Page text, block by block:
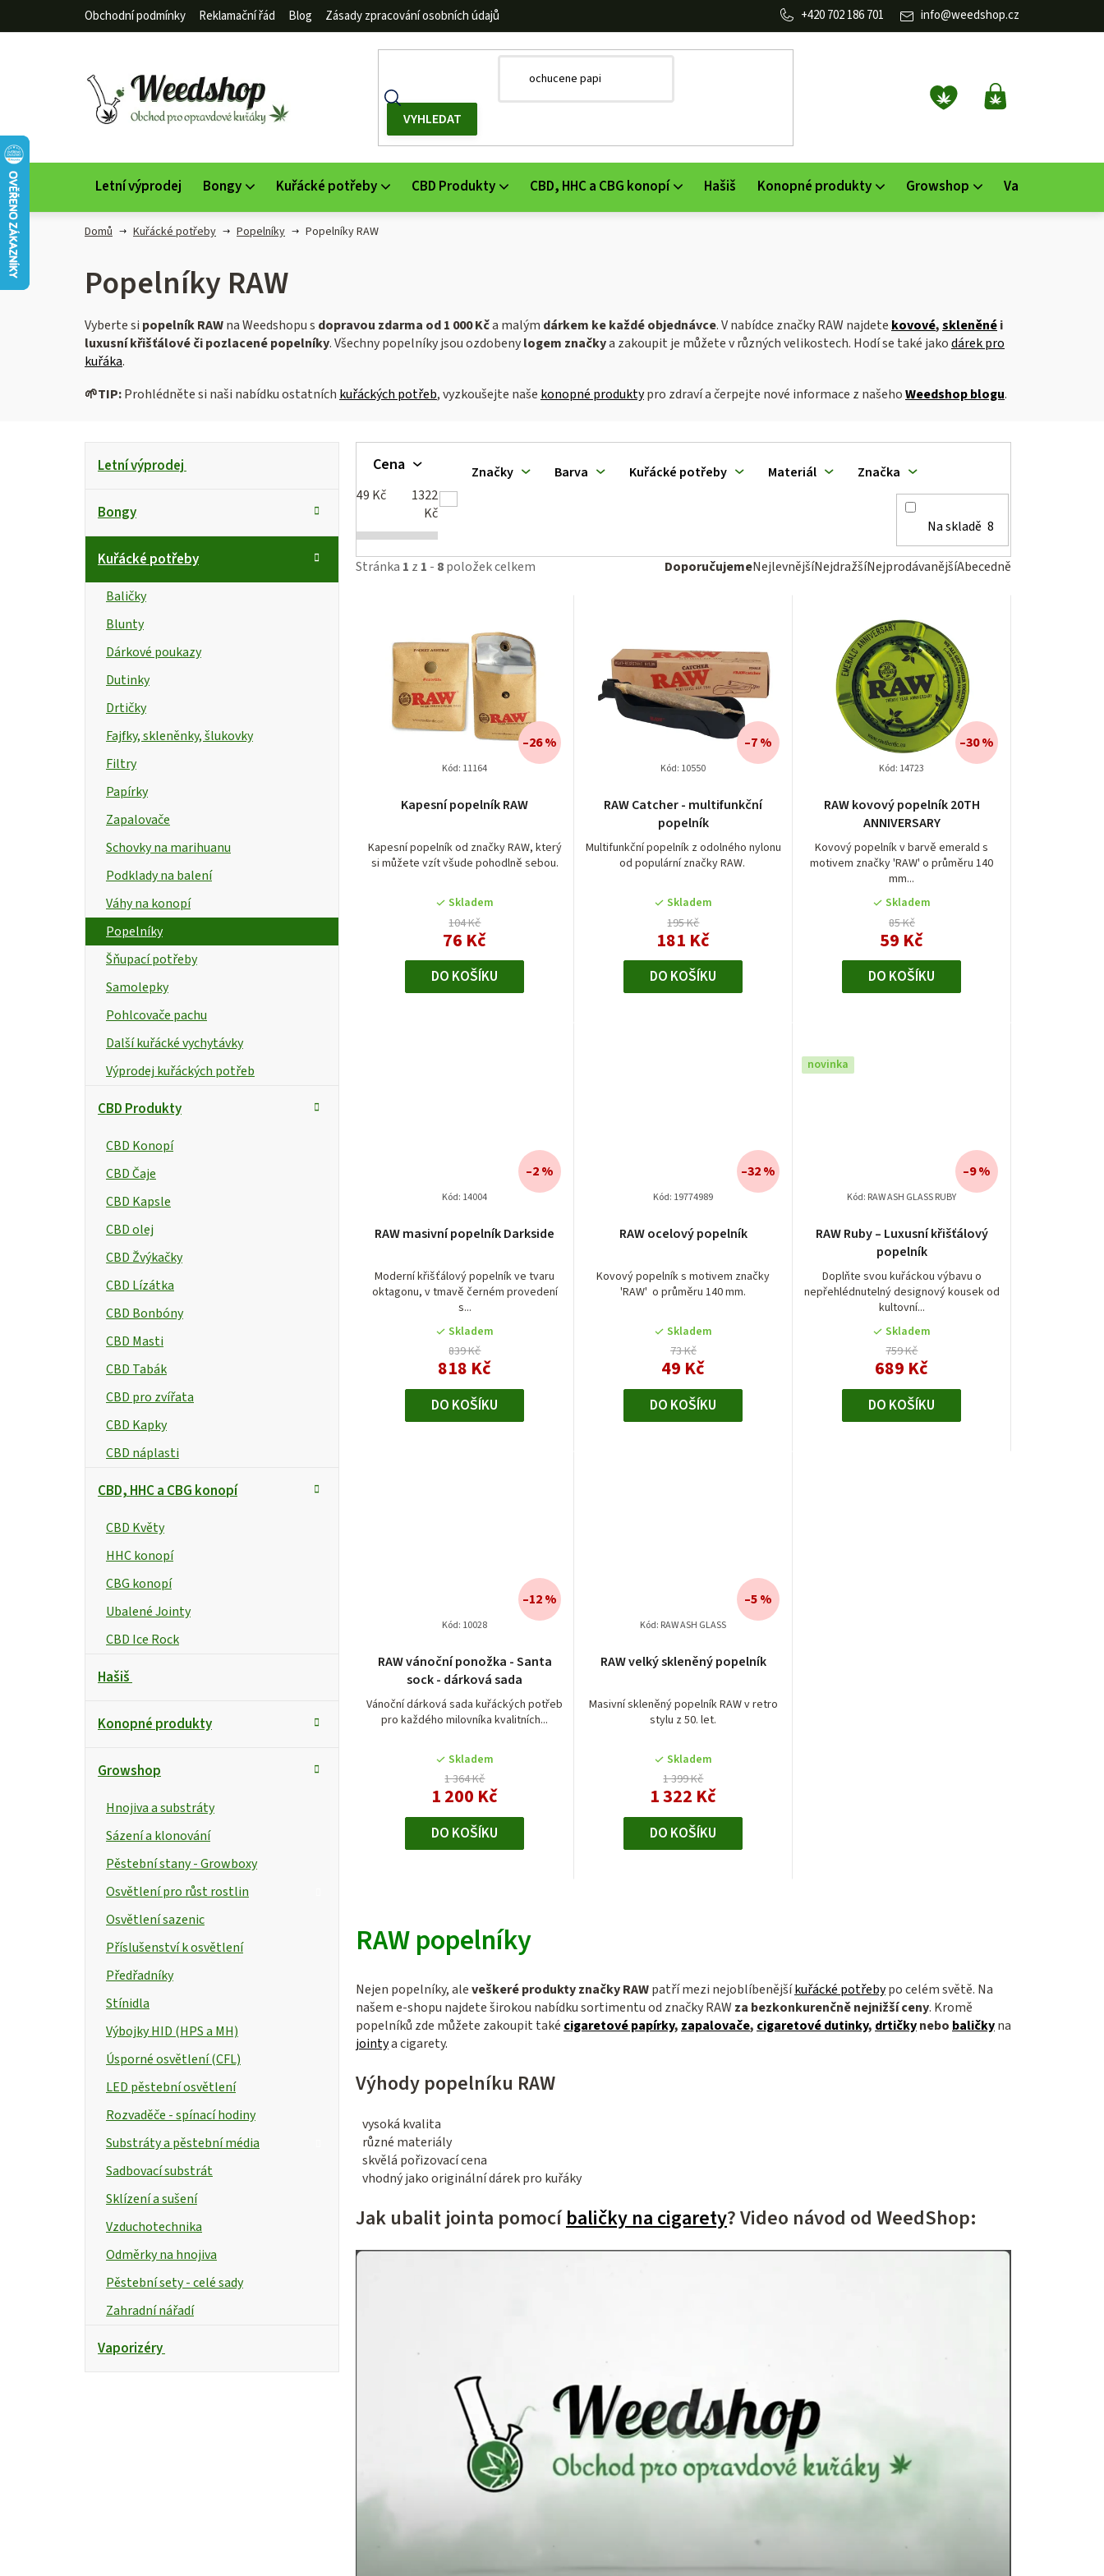
Obchodní podmínky Reklamační řád Blog Zásady zpracování osobních údajů info@weedshop.cz
702 186 701
NÁKUPNÍ
KOŠÍK
Letní výprodej Bongy Kuřácké potřeby CBD Produkty CBD, HHC a CBG konopí Hašiš Konopné produkty Growshop Vaporizéry
Domů Kuřácké potřeby Popelníky Popelníky RAW
Popelníky RAW
Vyberte si popelník RAWna Weedshopu s dopravou zdarma od 1 000 Kča malým dárkem ke každé objednávce. V nabídce značky RAW najdete kovové,skleněnéi
luxusní křišťálové či pozlacené popelníky. Všechny popelníky jsou ozdobenylogem značkya zakoupit je můžete v různých velikostech. Hodí se také jakodárek pro
kuřáka.
🌱TIP:Prohlédněte si naši nabídku ostatních kuřáckých potřeb, vyzkoušejte naše konopné produktypro zdraví a čerpejte nové informace z našehoWeedshop blogu.
P
r
kategorie
K
g
r
Letní výprodej
Bongy
Kuřácké potřeby
Baličky
Blunty
Dárkové poukazy
Dutinky
Drtičky
Fajfky, skleněnky, šlukovky
Filtry
Papírky
Zapalovače
Schovky na marihuanu
Podklady na balení
Váhy na konopí
Popelníky
Šňupací potřeby
Samolepky
Pohlcovače pachu
Další kuřácké vychytávky
Výprodej kuřáckých potřeb
CBD Produkty
CBD Konopí
CBD Čaje
CBD Kapsle
CBD olej
CBD Žvýkačky
CBD Lízátka
CBD Bonbóny
CBD Masti
CBD Tabák
CBD pro zvířata
CBD Kapky
CBD náplasti
CBD, HHC a CBG konopí
CBD Květy
HHC konopí
CBG konopí
Ubalené Jointy
CBD Ice Rock
Hašiš
Konopné produkty
Growshop
Hnojiva a substráty
Sázení a klonování
Pěstební stany - Growboxy
Osvětlení pro růst rostlin
Osvětlení sazenic
Příslušenství k osvětlení
Předřadníky
Stínidla
Výbojky HID (HPS a MH)
Úsporné osvětlení (CFL)
LED pěstební osvětlení
Rozvaděče - spínací hodiny
Substráty a pěstební média
Sadbovací substrát
Sklízení a sušení
Vzduchotechnika
Odměrky na hnojiva
Pěstební sety - celé sady
Zahradní nářadí
Vaporizéry
Stránka 1 z 1 - 8položek celkem
Ř
e
n
í
p
r
o
d
u
k
t
ů
DoporučujemeNejlevnějšíNejdražšíNejprodávanějšíAbecedně
Cena
49 Kč
1322
Kč
Na skladě 8
Značky Barva Kuřácké potřeby Materiál Značka
ý
p
i
ů
Kapesní popelník RAW
Kapesní popelník od značky RAW, který
si můžete vzít všude pohodlně sebou.
Skladem
104 Kč
76 Kč
–26 %
DO KOŠÍKU
Kód: 11164
RAW Catcher - multifunkční
popelník
Multifunkční popelník z odolného nylonu
od populární značky RAW.
Skladem
195 Kč
181 Kč
–7 %
DO KOŠÍKU
Kód: 10550
RAW kovový popelník 20TH
ANNIVERSARY
Kovový popelník v barvě emerald s
motivem značky 'RAW' o průměru 140
mm...
Skladem
85 Kč
59 Kč
–30 %
DO KOŠÍKU
Kód: 14723
RAW masivní popelník Darkside
Moderní křišťálový popelník ve tvaru
oktagonu, v tmavě černém provedení
s...
Skladem
839 Kč
818 Kč
–2 %
DO KOŠÍKU
Kód: 14004
RAW ocelový popelník
Kovový popelník s motivem značky
'RAW' o průměru 140 mm.
Skladem
73 Kč
49 Kč
–32 %
DO KOŠÍKU
Kód: 19774989
novinka
RAW Ruby – Luxusní křišťálový
popelník
Doplňte svou kuřáckou výbavu o
nepřehlédnutelný designový kousek od
kultovní...
Skladem
759 Kč
689 Kč
–9 %
DO KOŠÍKU
Kód: RAW ASH GLASS RUBY
RAW vánoční ponožka - Santa
sock - dárková sada
Vánoční dárková sada kuřáckých potřeb
pro každého milovníka kvalitních...
hodnocení
produktu
je
3,0
5
hvězdiček.
Skladem
1 364 Kč
1 200 Kč
–12 %
DO KOŠÍKU
Kód: 10028
RAW velký skleněný popelník
Masivní skleněný popelník RAW v retro
stylu z 50. let.
Skladem
1 399 Kč
1 322 Kč
–5 %
DO KOŠÍKU
Kód: RAW ASH GLASS
d
a
ý
p
RAW popelníky
Nejen popelníky, aleveškeré produkty značky RAWpatří mezi nejoblíbenějšíkuřácké potřebypo celém světě. Na
našem e-shopu najdete širokou nabídku sortimentu od značky RAW za bezkonkurenčně nejnižší ceny. Kromě
popelníků zde můžete zakoupit také cigaretové papírky, zapalovače, cigaretové dutinky, drtičkynebo baličkyna
jointya cigarety.
Výhody popelníku RAW
vysoká kvalita
různé materiály
skvělá pořizovací cena
vhodný jako originální dárek pro kuřáky
Jak ubalit jointa pomocíbaličky na cigarety? Video návod od WeedShop: